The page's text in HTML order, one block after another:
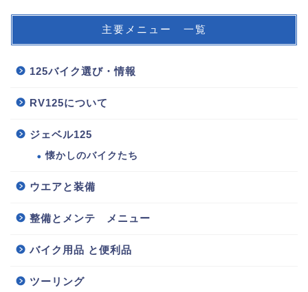
主要メニュー 一覧
125バイク選び・情報
RV125について
ジェベル125
懐かしのバイクたち
ウエアと装備
整備とメンテ メニュー
バイク用品 と便利品
ツーリング
125バイク選び・情報